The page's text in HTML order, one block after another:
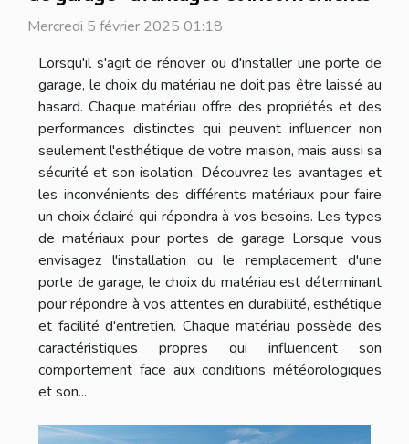
Mercredi 5 février 2025 01:18
Lorsqu'il s'agit de rénover ou d'installer une porte de
garage, le choix du matériau ne doit pas être laissé au
hasard. Chaque matériau offre des propriétés et des
performances distinctes qui peuvent influencer non
seulement l'esthétique de votre maison, mais aussi sa
sécurité et son isolation. Découvrez les avantages et
les inconvénients des différents matériaux pour faire
un choix éclairé qui répondra à vos besoins. Les types
de matériaux pour portes de garage Lorsque vous
envisagez l'installation ou le remplacement d'une
porte de garage, le choix du matériau est déterminant
pour répondre à vos attentes en durabilité, esthétique
et facilité d'entretien. Chaque matériau possède des
caractéristiques propres qui influencent son
comportement face aux conditions météorologiques
et son...